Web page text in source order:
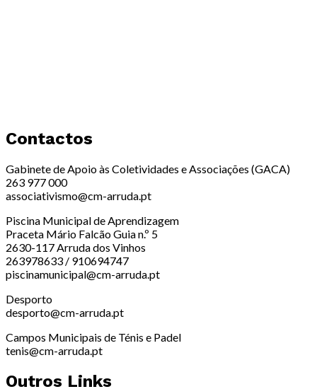
Contactos
Gabinete de Apoio às Coletividades e Associações (GACA)
263 977 000
associativismo@cm-arruda.pt
Piscina Municipal de Aprendizagem
Praceta Mário Falcão Guia n.º 5
2630-117 Arruda dos Vinhos
263978633 / 910694747
piscinamunicipal@cm-arruda.pt
Desporto
desporto@cm-arruda.pt
Campos Municipais de Ténis e Padel
tenis@cm-arruda.pt
Outros Links